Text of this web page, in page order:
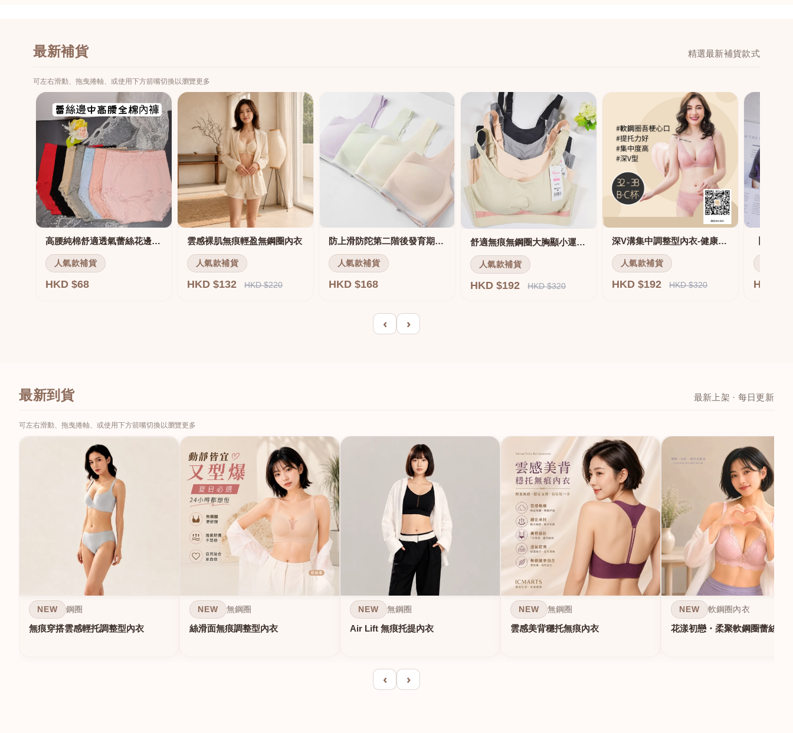
最新補貨 精選最新補貨款式
可左右滑動、拖曳捲軸、或使用下方箭嘴切換以瀏覽更多
高腰純棉舒適透氣蕾絲花邊三角褲
人氣款補貨
HKD $68
雲感裸肌無痕輕盈無鋼圈內衣
人氣款補貨
HKD $132 HKD $220
防上滑防陀第二階後發育期內衣
人氣款補貨
HKD $168
舒適無痕無鋼圈大胸顯小運動內衣
人氣款補貨
HKD $192 HKD $320
深V溝集中調整型內衣-健康軟鋼圈
人氣款補貨
HKD $192 HKD $320 HKD
‹ ›
最新到貨 最新上架 · 每日更新
可左右滑動、拖曳捲軸、或使用下方箭嘴切換以瀏覽更多
NEW 鋼圈
無痕穿搭雲感輕托調整型內衣
NEW 無鋼圈
絲滑面無痕調整型內衣
NEW 無鋼圈
Air Lift 無痕托提內衣
NEW 無鋼圈
雲感美背穩托無痕內衣
NEW 軟鋼圈內衣
花漾初戀・柔聚軟鋼圈蕾絲內
‹ ›